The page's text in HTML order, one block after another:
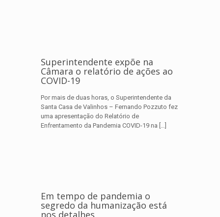
Superintendente expõe na
Câmara o relatório de ações ao
COVID-19
Por mais de duas horas, o Superintendente da
Santa Casa de Valinhos – Fernando Pozzuto fez
uma apresentação do Relatório de
Enfrentamento da Pandemia COVID-19 na […]
Em tempo de pandemia o
segredo da humanização está
nos detalhes